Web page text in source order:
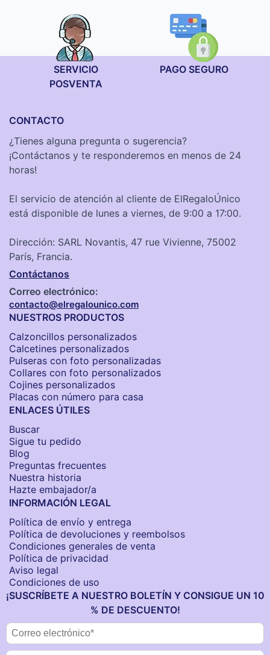
SERVICIO
POSVENTA
PAGO SEGURO
CONTACTO
¿Tienes alguna pregunta o sugerencia?
¡Contáctanos y te responderemos en menos de 24
horas!
El servicio de atención al cliente de ElRegaloÚnico
está disponible de lunes a viernes, de 9:00 a 17:00.
Dirección: SARL Novantis, 47 rue Vivienne, 75002
París, Francia.
Contáctanos
Correo electrónico:
contacto@elregalounico.com
NUESTROS PRODUCTOS
Calzoncillos personalizados​
Calcetines personalizados
Pulseras con foto personalizadas
Collares con foto personalizados
Cojines personalizados
Placas con número para casa
ENLACES ÚTILES
Buscar
Sigue tu pedido
Blog
Preguntas frecuentes
Nuestra historia
Hazte embajador/a
INFORMACIÓN LEGAL
Política de envío y entrega
Política de devoluciones y reembolsos
Condiciones generales de venta
Política de privacidad
Aviso legal
Condiciones de uso
¡SUSCRÍBETE A NUESTRO BOLETÍN Y CONSIGUE UN 10
% DE DESCUENTO!